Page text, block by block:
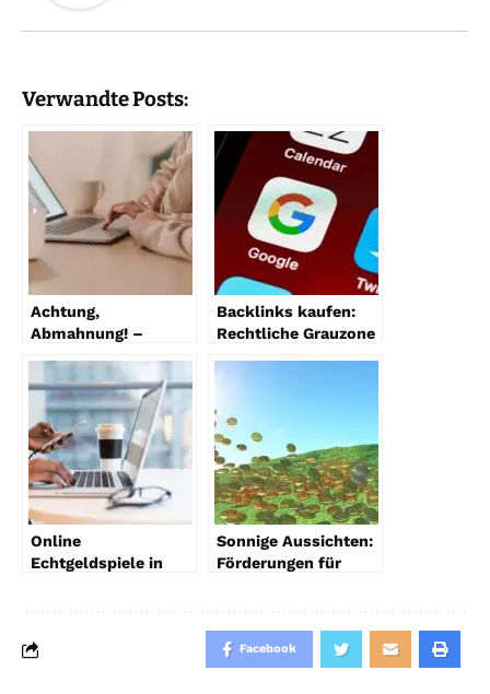
Verwandte Posts:
Achtung,
Abmahnung! –
2023 rechtssicher
gestalten
Backlinks kaufen:
Rechtliche Grauzone
Online
Echtgeldspiele in
Legalität & Chance
Sonnige Aussichten:
Förderungen für
Balkonkraftwerke
Facebook